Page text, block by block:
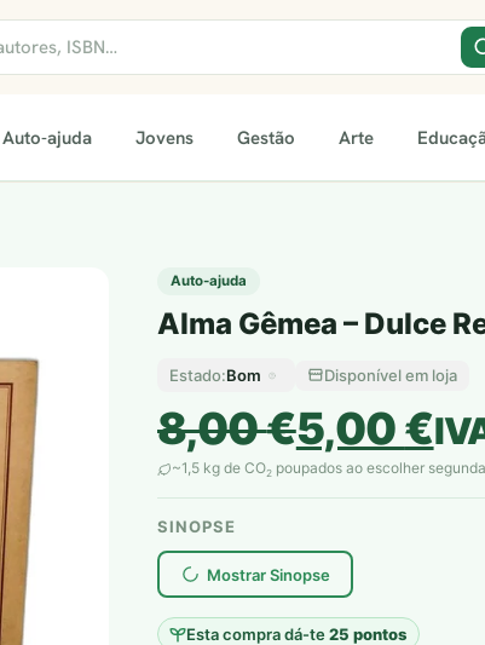
Auto-ajuda Jovens Gestão Arte
Auto-ajuda
Alma Gêmea – Dulce
Estado:Bom Disponível em loja
8,00€
O
preço
original
era:
8,00 €.
5,00€
O
preço
atual
é:
5,00 €.
~1,5 kg de CO2 poupados ao escolher
SINOPSE
Mostrar Sinopse
Esta compra dá-te25 pontos
plantar árvores reais